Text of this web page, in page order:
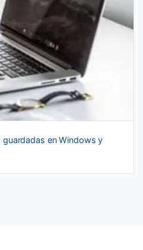
en Windows y